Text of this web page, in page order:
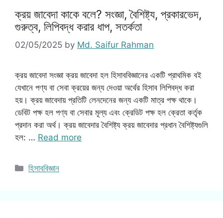
ক্রয় জাবেদা কাকে বলে? সংজ্ঞা, বৈশিষ্ট্য, প্রকারভেদ,
গুরুত্ব, লিপিবদ্ধ করার ধাপ, সতর্কতা
02/05/2025 by Md. Saifur Rahman
ক্রয় জাবেদা সংজ্ঞা ক্রয় জাবেদা হল হিসাববিজ্ঞানের একটি প্রাথমিক বই
যেখানে পণ্য বা সেবা ক্রয়ের জন্য দেওয়া অর্থের হিসাব লিপিবদ্ধ করা
হয়। ক্রয় জাবেদায় প্রতিটি লেনদেনের জন্য একটি মাত্র পক্ষ থাকে।
ডেবিট পক্ষ হল পণ্য বা সেবার মূল্য এবং ক্রেডিট পক্ষ হল ক্রেতা কর্তৃক
প্রদান করা অর্থ। ক্রয় জাবেদার বৈশিষ্ট্য ক্রয় জাবেদার প্রধান বৈশিষ্ট্যগুলি
হল: … Read more
Categories
হিসাববিজ্ঞান